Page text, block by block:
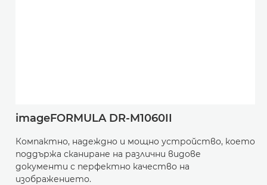
imageFORMULA DR-M1060II
Компактно, надеждно и мощно устройство, което
поддържа сканиране на различни видове
документи с перфектно качество на
изображението.